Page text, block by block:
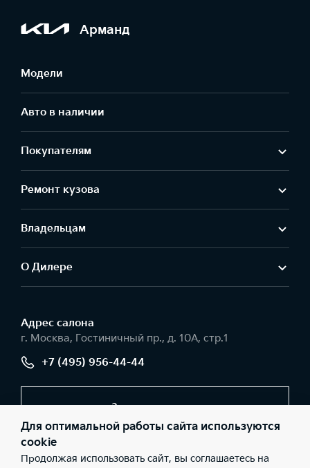
Арманд
Модели
Авто в наличии
Покупателям
Ремонт кузова
Владельцам
О Дилере
Адрес салонa
г. Москва, Гостиничный пр., д. 10А, стр.1
+7 (495) 956-44-44
Заказать звонок
© 2026 Юридические лица ООО «Интер Авто» (Фактический
Для оптимальной работы сайта используются
cookie
Продолжая использовать сайт, вы соглашаетесь на